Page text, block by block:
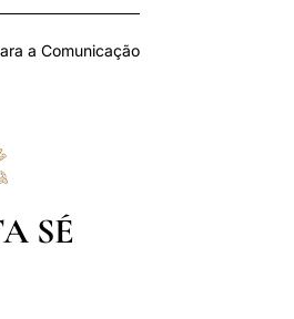
a Comunicação
SÉ